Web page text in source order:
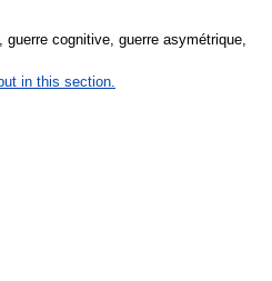
cognitive, guerre asymétrique,
in this section.